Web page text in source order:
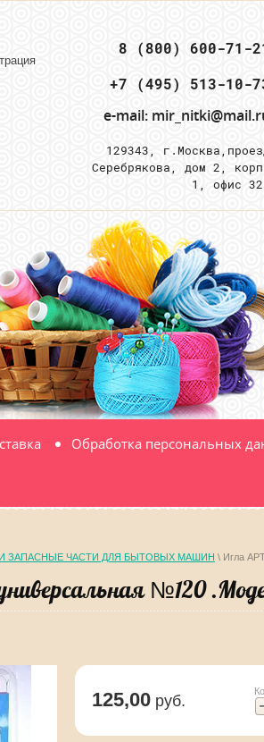
8 (800) 600-71-
e-mail:
129343, г.Москва,
Серебрякова, дом 2,
1, офис 32
Обработка персональных
ЗАПАСНЫЕ ЧАСТИ ДЛЯ БЫТОВЫХ МАШИН \ Игла
№120
125,00 руб.